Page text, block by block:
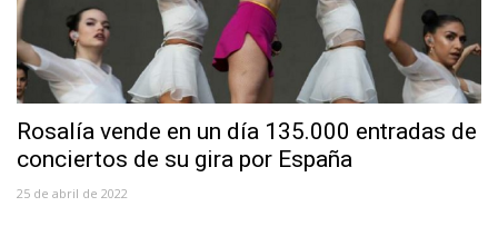
Rosalía vende en un día 135.000 entradas de
conciertos de su gira por España
25 de abril de 2022